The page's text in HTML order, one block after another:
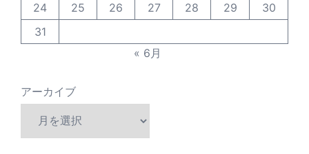
24
25 26 27 28 29
30
31
« 6月
アーカイブ